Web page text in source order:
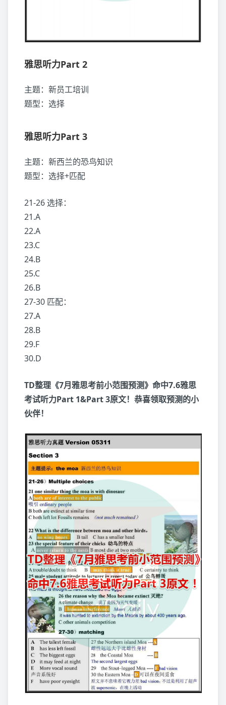
雅思听力Part 2
主题：新员工培训
题型：选择
雅思听力Part 3
主题：新西兰的恐鸟知识
题型：选择+匹配
21-26 选择：
21.A
22.A
23.C
24.B
25.C
26.B
27-30 匹配：
27.A
28.B
29.F
30.D
TD整理《7月雅思考前小范围预测》命中7.6雅思
考试听力Part 1&Part 3原文！恭喜领取预测的小
伙伴！